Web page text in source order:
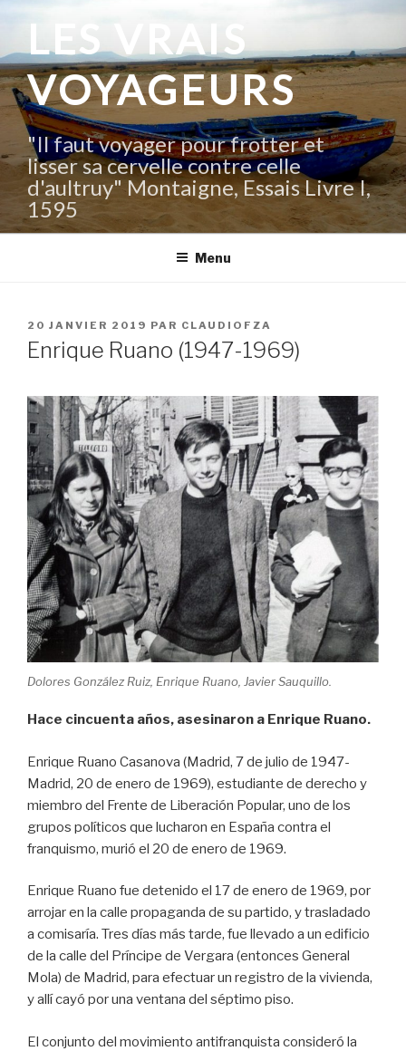
contenu
principal
LES VRAIS
VOYAGEURS
"Il faut voyager pour frotter et
lisser sa cervelle contre celle
d'aultruy" Montaigne, Essais Livre I,
1595
Menu
PUBLIÉ
LE
20 JANVIER 2019 PAR CLAUDIOFZA
Enrique Ruano (1947-1969)
Dolores González Ruiz, Enrique Ruano, Javier Sauquillo.
Hace cincuenta años, asesinaron a Enrique Ruano.
Enrique Ruano Casanova (Madrid, 7 de julio de 1947-
Madrid, 20 de enero de 1969), estudiante de derecho y
miembro del Frente de Liberación Popular, uno de los
grupos políticos que lucharon en España contra el
franquismo, murió el 20 de enero de 1969.
Enrique Ruano fue detenido el 17 de enero de 1969, por
arrojar en la calle propaganda de su partido, y trasladado
a comisaría. Tres días más tarde, fue llevado a un edificio
de la calle del Príncipe de Vergara (entonces General
Mola) de Madrid, para efectuar un registro de la vivienda,
y allí cayó por una ventana del séptimo piso.
El conjunto del movimiento antifranquista consideró la